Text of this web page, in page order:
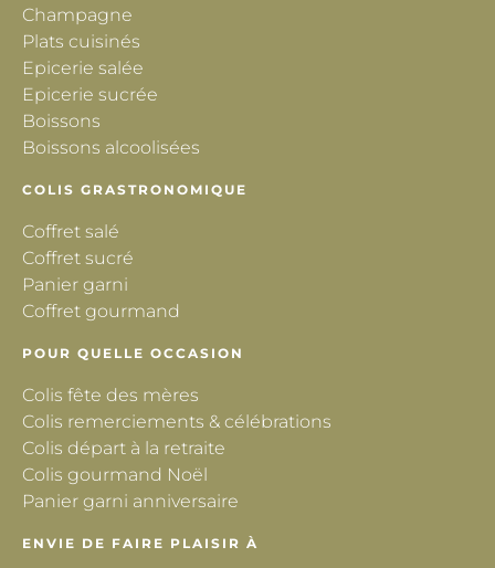
Champagne
Plats cuisinés
Epicerie salée
Epicerie sucrée
Boissons
Boissons alcoolisées
COLIS GRASTRONOMIQUE
Coffret salé
Coffret sucré
Panier garni
Coffret gourmand
POUR QUELLE OCCASION
Colis fête des mères
Colis remerciements & célébrations
Colis départ à la retraite
Colis gourmand Noël
Panier garni anniversaire
ENVIE DE FAIRE PLAISIR À